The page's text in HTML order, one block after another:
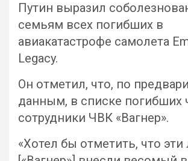
Путин выразил
семьям всех погибших в
авиакатастрофе самолета
Legacy.
Он отметил, что, по
данным, в списке погибших
сотрудники ЧВК «Вагнер».
«Хотел бы отметить, что